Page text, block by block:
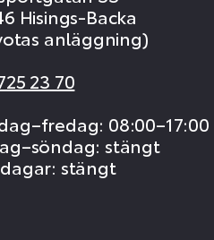
Hisings-Backa
anläggning)
23 70
08:00–17:00
stängt
stängt